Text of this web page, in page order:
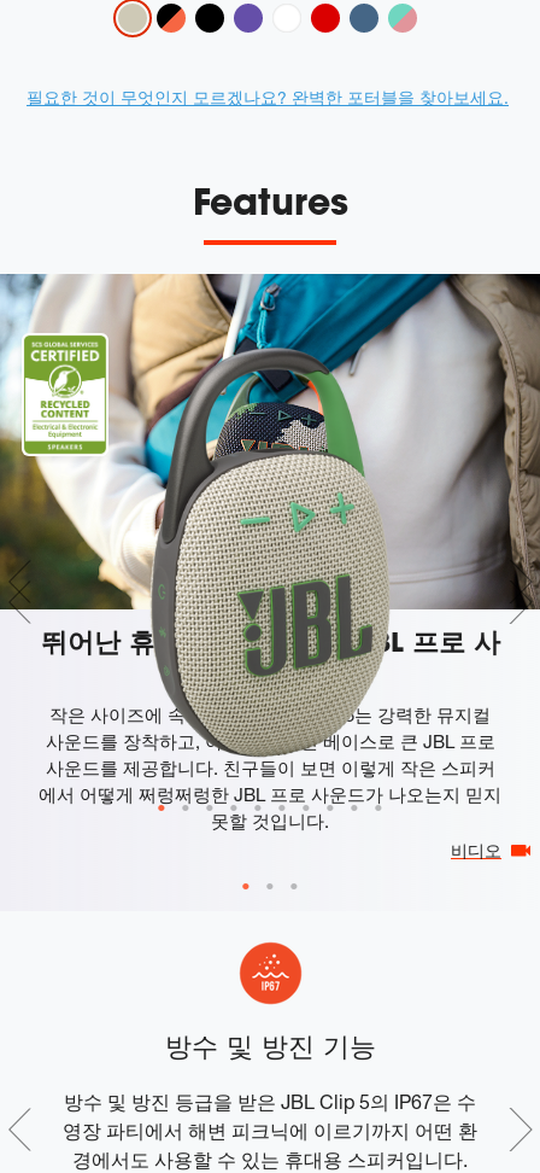
Promotions
필요한 것이 무엇인지 모르겠나요? 완벽한 포터블을 찾아보세요.
비디오
Features
뛰어난 휴대성을 자랑하는 JBL 프로 사
운드
작은 사이즈에 속지 마세요. JBL Clip 5는 강력한 뮤지컬
사운드를 장착하고, 아주 효과적인 베이스로 큰 JBL 프로
사운드를 제공합니다. 친구들이 보면 이렇게 작은 스피커
에서 어떻게 쩌렁쩌렁한 JBL 프로 사운드가 나오는지 믿지
못할 것입니다.
방수 및 방진 기능
방수 및 방진 등급을 받은 JBL Clip 5의 IP67은 수
영장 파티에서 해변 피크닉에 이르기까지 어떤 환
경에서도 사용할 수 있는 휴대용 스피커입니다.